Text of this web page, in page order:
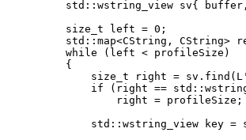
std::wstring_view sv{
size_t left = 0 ;
std::map<CString, CString>
while (left < profileSize)
    {
size_t right = sv. find (
if (right ==
            right = profileSize;
std::wstring_view key =